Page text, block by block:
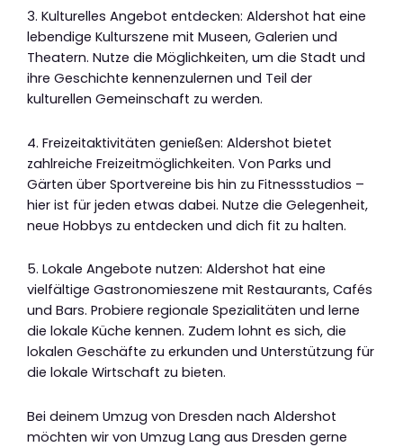
3. Kulturelles Angebot entdecken: Aldershot hat eine
lebendige Kulturszene mit Museen, Galerien und
Theatern. Nutze die Möglichkeiten, um die Stadt und
ihre Geschichte kennenzulernen und Teil der
kulturellen Gemeinschaft zu werden.
4. Freizeitaktivitäten genießen: Aldershot bietet
zahlreiche Freizeitmöglichkeiten. Von Parks und
Gärten über Sportvereine bis hin zu Fitnessstudios –
hier ist für jeden etwas dabei. Nutze die Gelegenheit,
neue Hobbys zu entdecken und dich fit zu halten.
5. Lokale Angebote nutzen: Aldershot hat eine
vielfältige Gastronomieszene mit Restaurants, Cafés
und Bars. Probiere regionale Spezialitäten und lerne
die lokale Küche kennen. Zudem lohnt es sich, die
lokalen Geschäfte zu erkunden und Unterstützung für
die lokale Wirtschaft zu bieten.
Bei deinem Umzug von Dresden nach Aldershot
möchten wir von Umzug Lang aus Dresden gerne